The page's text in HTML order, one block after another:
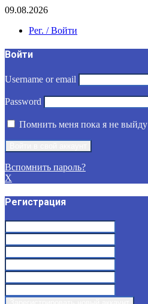
09.08.2026
Рег. / Войти
Войти
Username or email
Password
Помнить меня пока я не выйду
Вспомнить пароль?
X
Регистрация